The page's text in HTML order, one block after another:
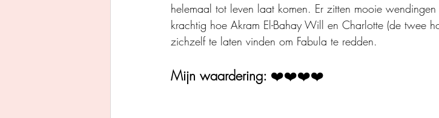
helemaal tot leven laat komen. Er zitten mooie
krachtig hoe Akram El-Bahay Will en Charlotte (de twee
zichzelf te laten vinden om Fabula te redden.
Mijn waardering: ❤️❤️❤️❤️